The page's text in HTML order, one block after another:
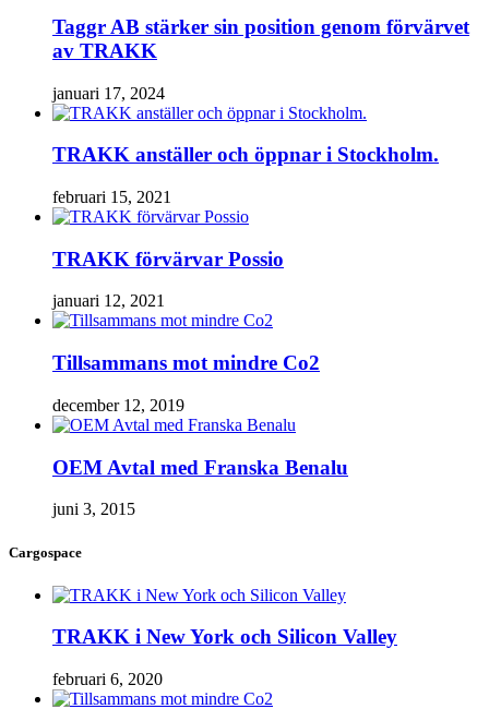
Taggr AB stärker sin position genom förvärvet
av TRAKK
januari 17, 2024
TRAKK anställer och öppnar i Stockholm.
februari 15, 2021
TRAKK förvärvar Possio
januari 12, 2021
Tillsammans mot mindre Co2
december 12, 2019
OEM Avtal med Franska Benalu
juni 3, 2015
Cargospace
TRAKK i New York och Silicon Valley
februari 6, 2020